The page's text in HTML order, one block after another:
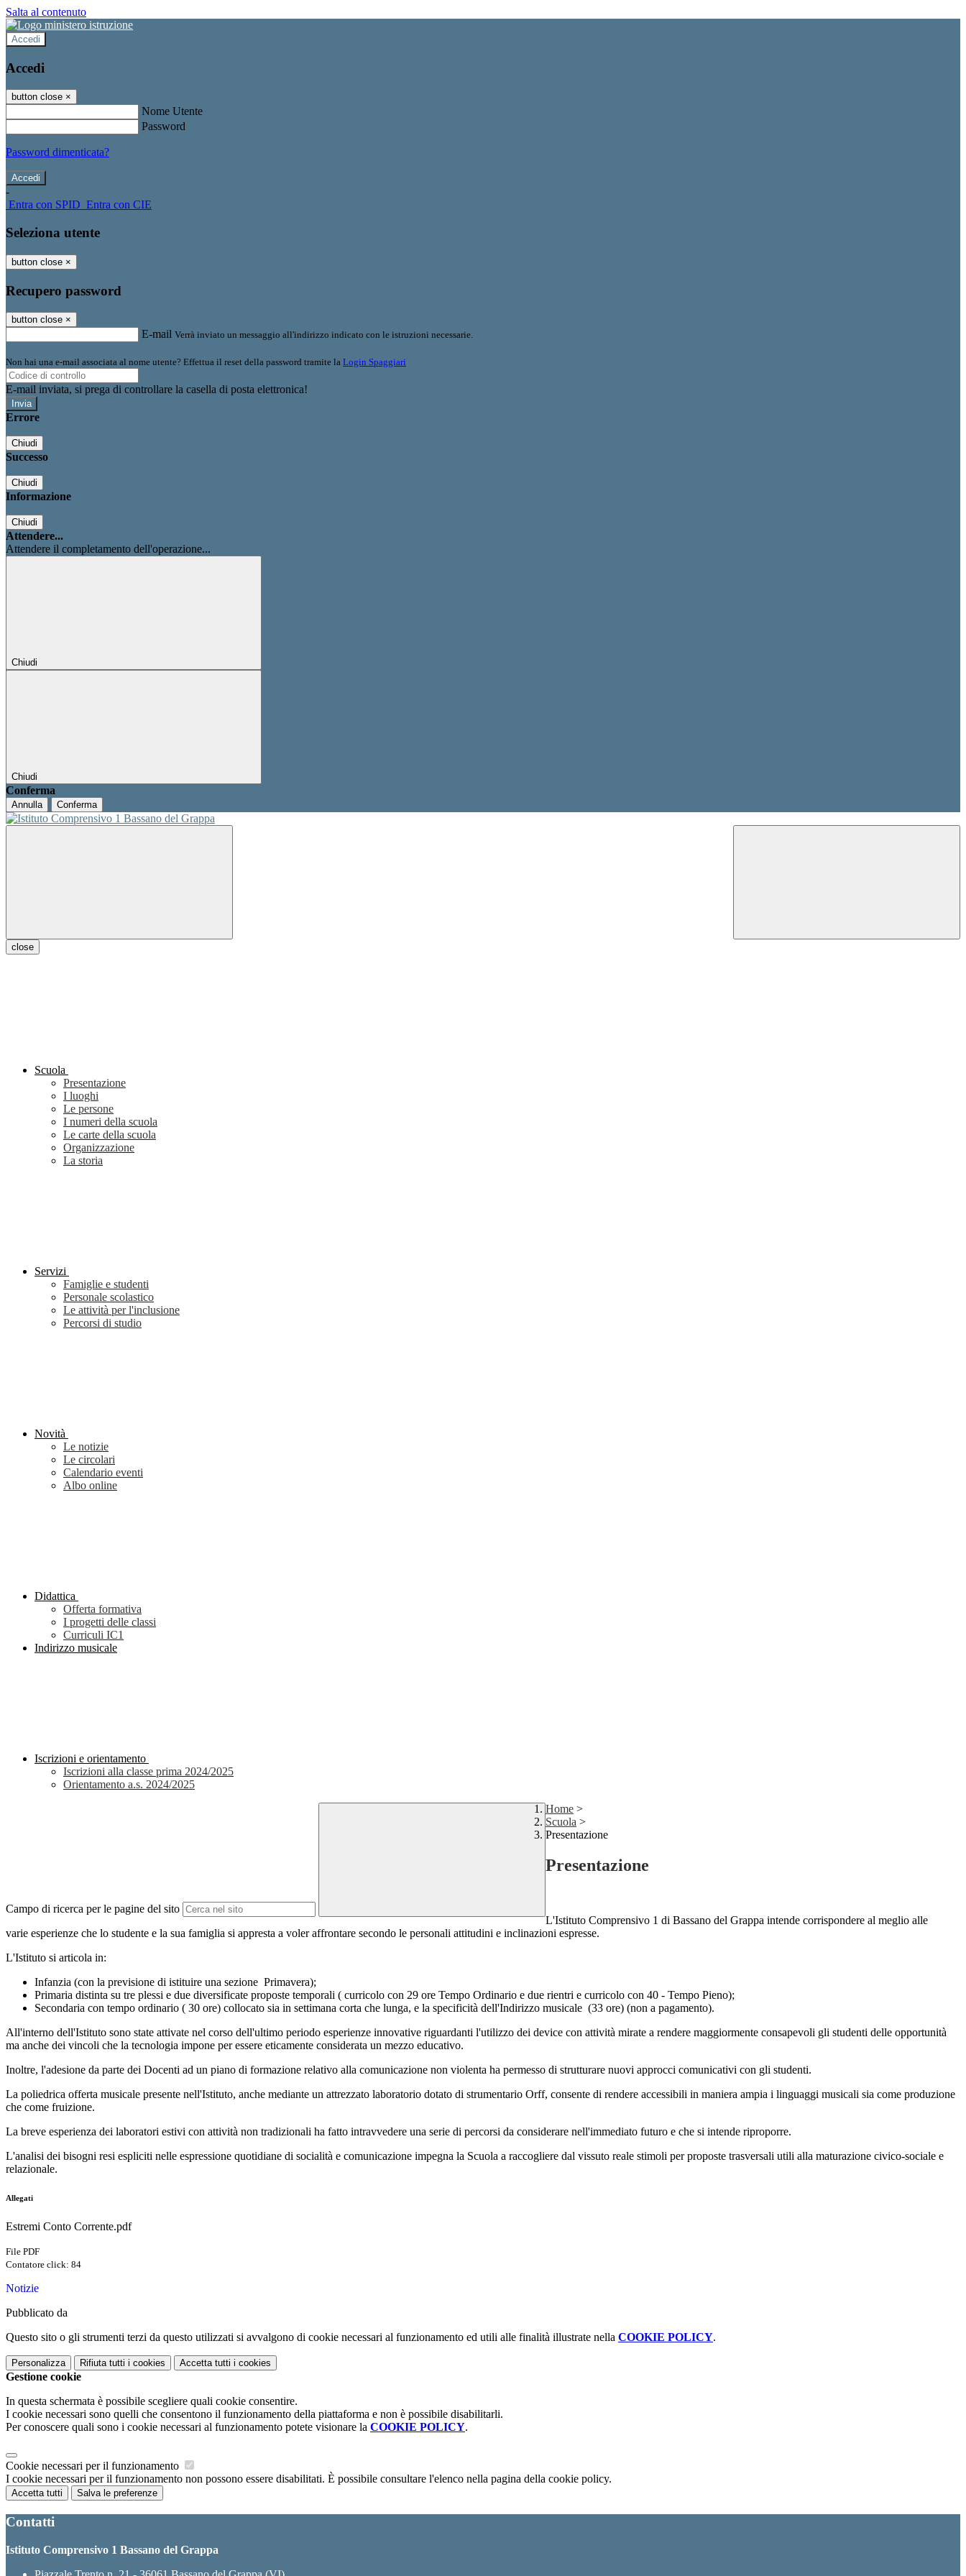
Salta al contenuto
Accedi
Accedi
button close ×
Nome Utente
Password
Password dimenticata?
-
Entra con SPID Entra con CIE
Seleziona utente
button close ×
Recupero password
button close ×
E-mail Verrà inviato un messaggio all'indirizzo indicato con le istruzioni necessarie.
Non hai una e-mail associata al nome utente? Effettua il reset della password tramite la Login Spaggiari
E-mail inviata, si prega di controllare la casella di posta elettronica!
Errore
Chiudi
Successo
Chiudi
Informazione
Chiudi
Attendere...
Attendere il completamento dell'operazione...
Chiudi
Chiudi
Conferma
Annulla Conferma
close
Scuola
Presentazione
I luoghi
Le persone
I numeri della scuola
Le carte della scuola
Organizzazione
La storia
Servizi
Famiglie e studenti
Personale scolastico
Le attività per l'inclusione
Percorsi di studio
Novità
Le notizie
Le circolari
Calendario eventi
Albo online
Didattica
Offerta formativa
I progetti delle classi
Curriculi IC1
Indirizzo musicale
Iscrizioni e orientamento
Iscrizioni alla classe prima 2024/2025
Orientamento a.s. 2024/2025
Campo di ricerca per le pagine del sito
Home >
Scuola >
Presentazione
Presentazione
L'Istituto Comprensivo 1 di Bassano del Grappa intende corrispondere al meglio alle
varie esperienze che lo studente e la sua famiglia si appresta a voler affrontare secondo le personali attitudini e inclinazioni espresse.
L'Istituto si articola in:
Infanzia (con la previsione di istituire una sezione Primavera);
Primaria distinta su tre plessi e due diversificate proposte temporali ( curricolo con 29 ore Tempo Ordinario e due rientri e curricolo con 40 - Tempo Pieno);
Secondaria con tempo ordinario ( 30 ore) collocato sia in settimana corta che lunga, e la specificità dell'Indirizzo musicale (33 ore) (non a pagamento).
All'interno dell'Istituto sono state attivate nel corso dell'ultimo periodo esperienze innovative riguardanti l'utilizzo dei device con attività mirate a rendere maggiormente consapevoli gli studenti delle opportunità
ma anche dei vincoli che la tecnologia impone per essere eticamente considerata un mezzo educativo.
Inoltre, l'adesione da parte dei Docenti ad un piano di formazione relativo alla comunicazione non violenta ha permesso di strutturare nuovi approcci comunicativi con gli studenti.
La poliedrica offerta musicale presente nell'Istituto, anche mediante un attrezzato laboratorio dotato di strumentario Orff, consente di rendere accessibili in maniera ampia i linguaggi musicali sia come produzione
che come fruizione.
La breve esperienza dei laboratori estivi con attività non tradizionali ha fatto intravvedere una serie di percorsi da considerare nell'immediato futuro e che si intende riproporre.
L'analisi dei bisogni resi espliciti nelle espressione quotidiane di socialità e comunicazione impegna la Scuola a raccogliere dal vissuto reale stimoli per proposte trasversali utili alla maturazione civico-sociale e
relazionale.
Allegati
Estremi Conto Corrente.pdf
File PDF
Contatore click: 84
Notizie
Pubblicato da
Questo sito o gli strumenti terzi da questo utilizzati si avvalgono di cookie necessari al funzionamento ed utili alle finalità illustrate nella COOKIE POLICY.
Personalizza Rifiuta tutti i cookies Accetta tutti i cookies
Gestione cookie
In questa schermata è possibile scegliere quali cookie consentire.
I cookie necessari sono quelli che consentono il funzionamento della piattaforma e non è possibile disabilitarli.
Per conoscere quali sono i cookie necessari al funzionamento potete visionare la COOKIE POLICY.
Cookie necessari per il funzionamento
I cookie necessari per il funzionamento non possono essere disabilitati. È possibile consultare l'elenco nella pagina della cookie policy.
Accetta tutti Salva le preferenze
Contatti
Istituto Comprensivo 1 Bassano del Grappa